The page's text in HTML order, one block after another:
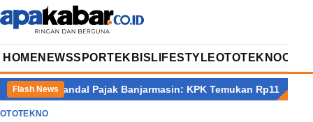
HOME NEWSSPORT EKBIS LIFESTYLEOTOTEKNOOPINI
Flash News
Skandal Pajak Banjarmasin: KPK Temukan Rp11 Miliar dan
OTOTEKNO